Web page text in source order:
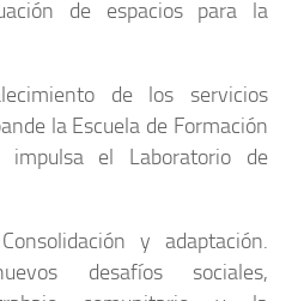
de espacios para la
de los servicios
la Escuela de Formación
impulsa el Laboratorio de
Consolidación y adaptación.
desafíos sociales,